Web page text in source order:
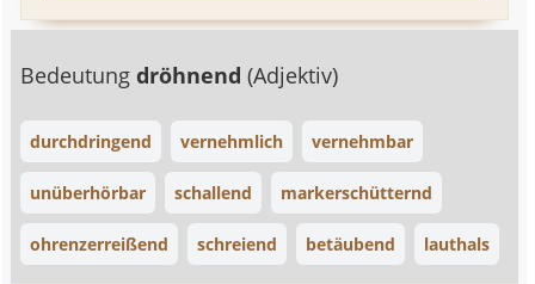
Bedeutungdröhnend(Adjektiv)
durchdringend vernehmlich vernehmbar
unüberhörbar schallend markerschütternd
ohrenzerreißend schreiend betäubend lauthals